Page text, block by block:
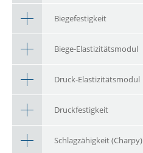
Biegefestigkeit
Biege-Elastizitätsmodul
Druck-Elastizitätsmodul
Druckfestigkeit
Schlagzähigkeit (Charpy)